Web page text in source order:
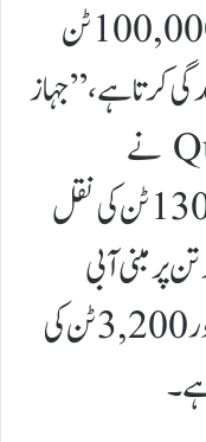
"Guoxin-1 دنیا کے پہلے 100,000 ٹن
کرتا ہے،” جہاز
کے جنرل مینیجر Qu Shancun نے
کہا۔ 249.9 میٹر لمبا اور 130,000 ٹن کی نقل
پر مبنی آبی
زراعت کے ماڈل کو پیش کرتا ہے اور 3,200 ٹن کی